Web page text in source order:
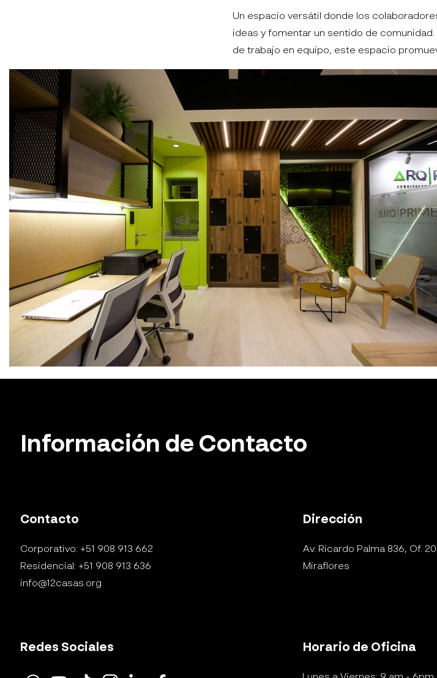
Un espacio versátil donde los
ideas y fomentar un sentido de
de trabajo en equipo, este espacio
Información de Contacto
Contacto
Corporativo: +51 908 913 662
Residencial: +51 908 913 636
info@12casas.org
Redes Sociales
Dirección
Av. Ricardo Palma 836, Of.
Miraflores
Horario de Oficina